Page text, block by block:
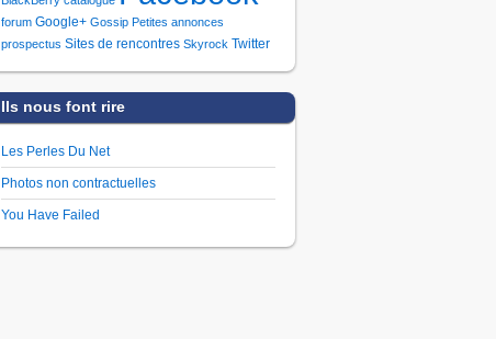
forum Google+ Gossip Petites annonces
prospectus Sites de rencontres Skyrock Twitter
Ils nous font rire
Les Perles Du Net
Photos non contractuelles
You Have Failed